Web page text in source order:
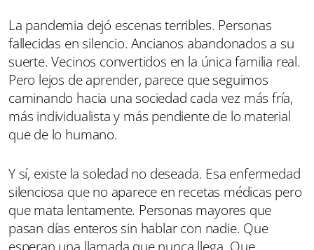
La pandemia dejó escenas terribles. Personas
fallecidas en silencio. Ancianos abandonados a su
suerte. Vecinos convertidos en la única familia real.
Pero lejos de aprender, parece que seguimos
caminando hacia una sociedad cada vez más fría,
más individualista y más pendiente de lo material
que de lo humano.
Y sí, existe la soledad no deseada. Esa enfermedad
silenciosa que no aparece en recetas médicas pero
que mata lentamente. Personas mayores que
pasan días enteros sin hablar con nadie. Que
esperan una llamada que nunca llega. Que